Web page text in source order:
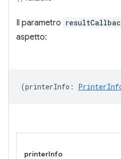
Il parametro
aspetto:
(printerInfo :
printerInfo